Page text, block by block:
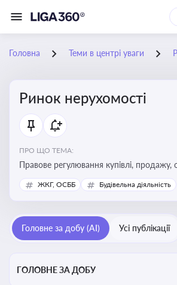
Головна Теми в центрі уваги
Ринок нерухомості
ПРО ЩО ТЕМА:
Правове регулювання купівлі, продажу,
управління нерухомістю, що є ключовим
інвесторів, забудовників і власників
ЖКГ, ОСББ Будівельна діяльність
Головне за добу (AI) Усі публікації
ГОЛОВНЕ ЗА ДОБУ